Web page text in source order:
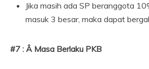
Jika masih ada SP beranggota
masuk 3 besar, maka dapat
#7 : Â Masa Berlaku PKB